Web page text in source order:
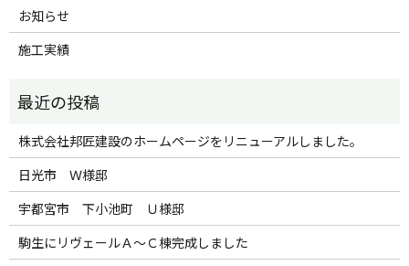
お知らせ
施工実績
株式会社邦匠建設のホームページをリニューアルしました。
日光市 Ｗ様邸
宇都宮市 下小池町 Ｕ様邸
駒生にリヴェールＡ～Ｃ棟完成しました